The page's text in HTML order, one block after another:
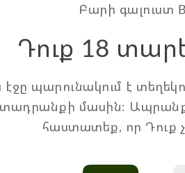
helles lager" 0,5
Բարի գալուստ
Դուք 18
էջը պարունակում է
մասին:
հաստատեք, որ Դուք